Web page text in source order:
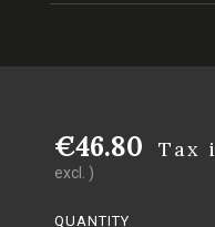
€46.80 Tax
excl. )
QUANTITY